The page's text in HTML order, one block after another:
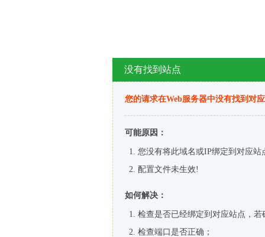
没有找到站点
您的请求在Web服务器中没有找到对
可能原因：
您没有将此域名或IP绑定到对应站
配置文件未生效!
如何解决：
检查是否已经绑定到对应站点，
检查端口是否正确；